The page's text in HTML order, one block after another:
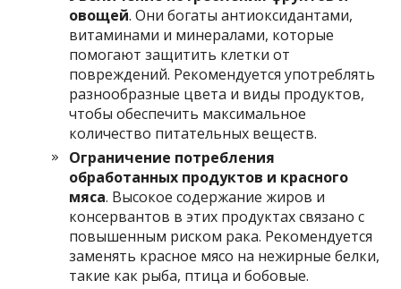
овощей. Они богаты антиоксидантами,
витаминами и минералами, которые
помогают защитить клетки от
повреждений. Рекомендуется употреблять
разнообразные цвета и виды продуктов,
чтобы обеспечить максимальное
количество питательных веществ.
Ограничение потребления
обработанных продуктов и красного
мяса. Высокое содержание жиров и
консервантов в этих продуктах связано с
повышенным риском рака. Рекомендуется
заменять красное мясо на нежирные белки,
такие как рыба, птица и бобовые.